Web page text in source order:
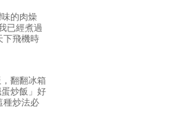
的肉燥
已經煮過
下飛機時
翻翻冰箱
炒飯」好
種炒法必